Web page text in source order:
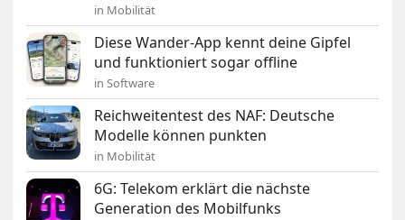
in Mobilität
Diese Wander-App kennt deine Gipfel
und funktioniert sogar offline
in Software
Reichweitentest des NAF: Deutsche
Modelle können punkten
in Mobilität
6G: Telekom erklärt die nächste
Generation des Mobilfunks